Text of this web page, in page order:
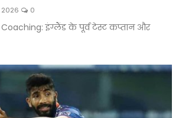
2026 0
इंग्लैंड के पूर्व टेस्ट कप्तान और